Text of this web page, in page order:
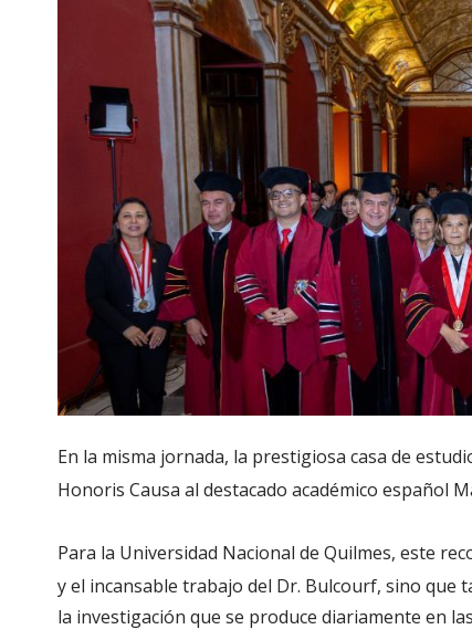
En la misma jornada, la prestigiosa casa de
Honoris Causa al destacado académico español
Para la Universidad Nacional de Quilmes, este
y el incansable trabajo del Dr. Bulcourf, sino que
la investigación que se produce diariamente en